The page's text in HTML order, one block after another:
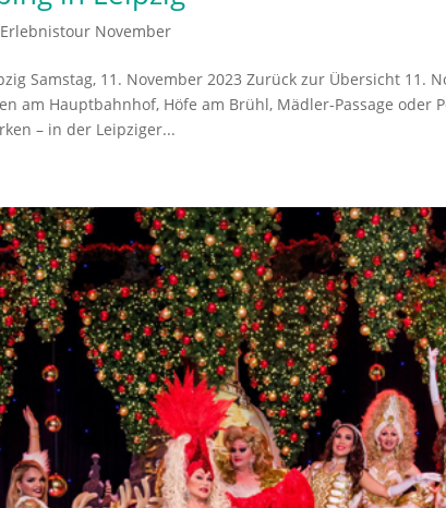
Erlebnistour November
Samstag, 11. November 2023 Zurück zur Übersicht 11.
am Hauptbahnhof, Höfe am Brühl, Mädler-Passage oder
– in der Leipziger...